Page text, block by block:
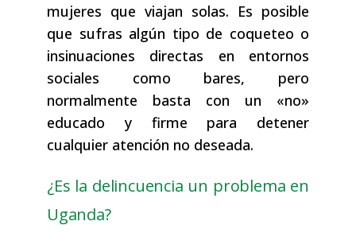
mujeres que viajan solas. Es posible
que sufras algún tipo de coqueteo o
insinuaciones directas en entornos
sociales como bares, pero
normalmente basta con un «no»
educado y firme para detener
cualquier atención no deseada.
¿Es la delincuencia un problema en
Uganda?